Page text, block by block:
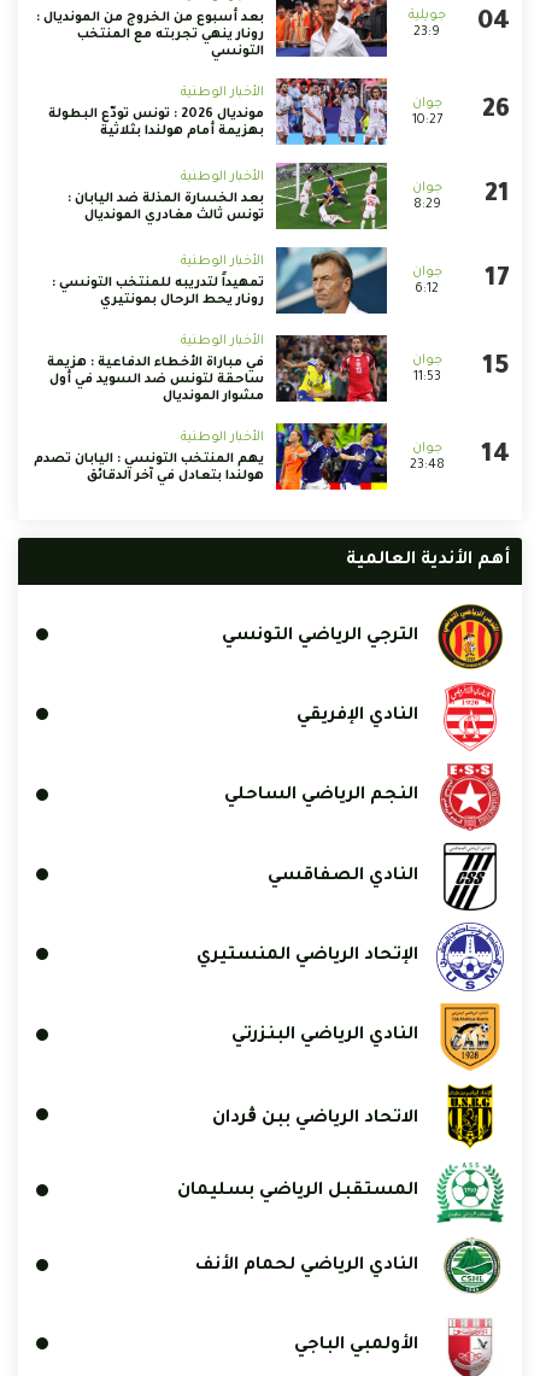
23:9
بعد أسبوع من الخروج من المونديال :
رونار ينهي تجربته مع المنتخب
التونسي
10:27
الأخبار الوطنية
مونديال 2026 : تونس تودّع البطولة
بهزيمة أمام هولندا بثلاثية
8:29
الأخبار الوطنية
بعد الخسارة المذلة ضد اليابان :
تونس ثالث مغادري المونديال
6:12
الأخبار الوطنية
تمهيداً لتدريبه للمنتخب التونسي :
رونار يحط الرحال بمونتيري
11:53
الأخبار الوطنية
في مباراة الأخطاء الدفاعية : هزيمة
ساحقة لتونس ضد السويد في أول
مشوار المونديال
23:48
الأخبار الوطنية
يهم المنتخب التونسي : اليابان تصدم
هولندا بتعادل في آخر الدقائق
أهم الأندية العالمية
الترجي الرياضي التونسي
النادي الإفريقي
النجم الرياضي الساحلي
النادي الصفاقسي
الإتحاد الرياضي المنستيري
النادي الرياضي البنزرتي
الاتحاد الرياضي ببن ڨردان
المستقبل الرياضي بسليمان
النادي الرياضي لحمام الأنف
الأولمبي الباجي